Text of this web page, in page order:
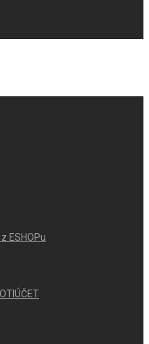
ESHOPu